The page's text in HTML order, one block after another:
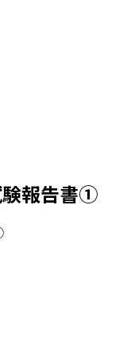
験報告書①